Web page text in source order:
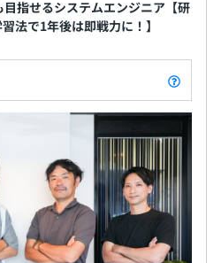
指せるシステムエンジニア【研
法で1年後は即戦力に！】